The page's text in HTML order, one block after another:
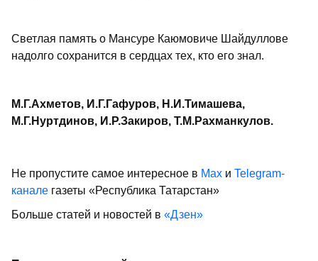
Светлая память о Мансуре Каюмовиче Шайдуллове
надолго сохранится в сердцах тех, кто его знал.
М.Г.Ахметов, И.Г.Гафуров, Н.И.Тимашева,
М.Г.Нуртдинов, И.Р.Закиров, Т.М.Рахманкулов.
Не пропустите самое интересное в Max и Telegram-
канале газеты «Республика Татарстан»
Больше статей и новостей в «Дзен»